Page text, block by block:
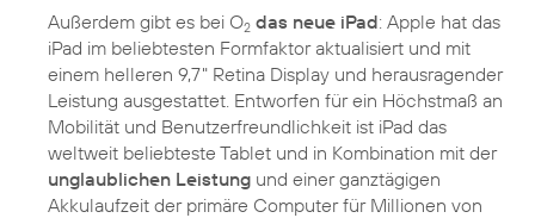
Außerdem gibt es bei O2 das neue iPad: Apple hat das
iPad im beliebtesten Formfaktor aktualisiert und mit
einem helleren 9,7" Retina Display und herausragender
Leistung ausgestattet. Entworfen für ein Höchstmaß an
Mobilität und Benutzerfreundlichkeit ist iPad das
weltweit beliebteste Tablet und in Kombination mit der
unglaublichen Leistung und einer ganztägigen
Akkulaufzeit der primäre Computer für Millionen von